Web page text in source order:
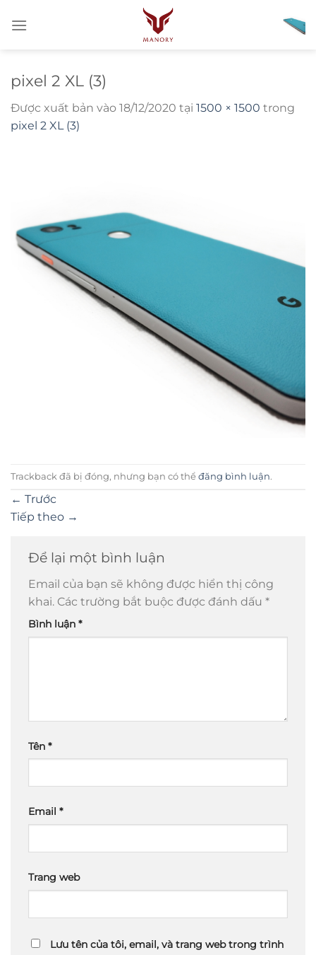
qua
pixel 2 XL (3)
Được xuất bản vào 18/12/2020 tại 1500 × 1500 trong
pixel 2 XL (3)
Trackback đã bị đóng, nhưng bạn có thể đăng bình luận.
← Trước
Tiếp theo →
Để lại một bình luận
Email của bạn sẽ không được hiển thị công
khai. Các trường bắt buộc được đánh dấu *
Bình luận *
Tên *
Email *
Trang web
Lưu tên của tôi, email, và trang web trong trình